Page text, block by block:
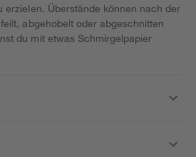
erzielen. Überstände können nach der
abgehobelt oder abgeschnitten
du mit etwas Schmirgelpapier